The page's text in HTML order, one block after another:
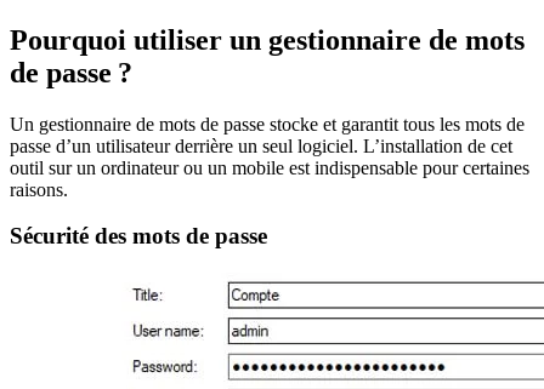
Pourquoi utiliser un gestionnaire de mots
de passe ?
Un gestionnaire de mots de passe stocke et garantit tous les mots de
passe d’un utilisateur derrière un seul logiciel. L’installation de cet
outil sur un ordinateur ou un mobile est indispensable pour certaines
raisons.
Sécurité des mots de passe